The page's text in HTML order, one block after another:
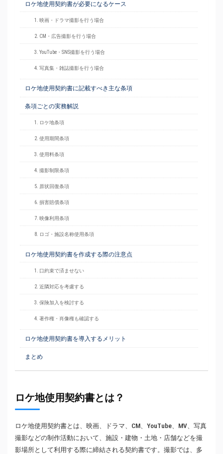
ロケ地使用契約書が必要になるケース
1. 映画・ドラマ撮影を行う場合
2. CM・広告撮影を行う場合
3. YouTube・SNS撮影を行う場合
4. 写真集・雑誌撮影を行う場合
ロケ地使用契約書に記載すべき主な条項
条項ごとの実務解説
1. ロケ地条項
2. 使用期間条項
3. 使用料条項
4. 撮影制限条項
5. 原状回復条項
6. 損害賠償条項
7. 映像利用条項
8. ロゴ・施設名称使用条項
ロケ地使用契約書を作成する際の注意点
1. 口約束で済ませない
2. 近隣対応を考慮する
3. 保険加入を検討する
4. 著作権・肖像権も確認する
ロケ地使用契約書を導入するメリット
まとめ
ロケ地使用契約書とは？
ロケ地使用契約書とは、映画、ドラマ、CM、YouTube、MV、写真
撮影などの制作活動において、施設・建物・土地・店舗などを撮
影場所として利用する際に締結される契約書です。撮影では、多